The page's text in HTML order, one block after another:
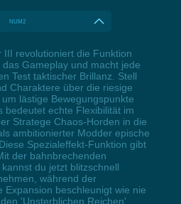
NUM2
III revolutioniert die Funktion
Gameplay und macht jede
Test taktischer Brillanz. Stell
Charaktere über die riesige
lästige Bewegungspunkte
bedeutet echte Flexibilität im
Stratege Chaos-Horden in die
ambitionierter Modder epische
Spezialeffekt-Funktion gibt
der bahnbrechenden
du jetzt blitzschnell
während der
Expansion beschleunigt wie nie
'Unsterblichen Reichen'